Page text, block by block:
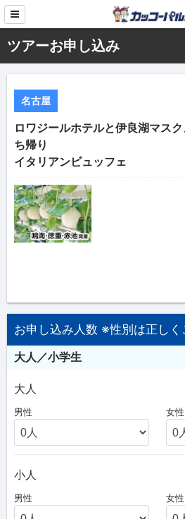
ツアーお申し込み
名古屋
ロワジールホテルと伊良湖マス
ち帰り
イタリアンビュッフェ
お申し込み人数 ※性別は正しく
大人／小学生
大人
男性 女性
小人
男性 女性